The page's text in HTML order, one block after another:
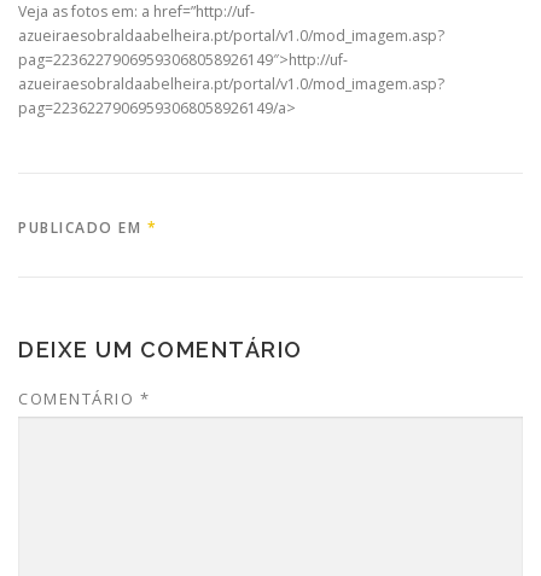
Veja as fotos em: a href=”http://uf-
azueiraesobraldaabelheira.pt/portal/v1.0/mod_imagem.asp?
pag=22362279069593068058926149″>http://uf-
azueiraesobraldaabelheira.pt/portal/v1.0/mod_imagem.asp?
pag=22362279069593068058926149/a>
PUBLICADO EM *
DEIXE UM COMENTÁRIO
COMENTÁRIO *